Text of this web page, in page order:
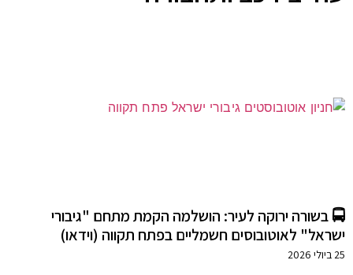
🚍 בשורה ירוקה לעיר: הושלמה הקמת מתחם "גיבורי
ישראל" לאוטובוסים חשמליים בפתח תקווה (וידאו)
25 ביולי 2026